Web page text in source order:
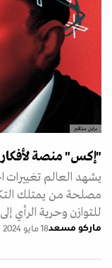
براين ستافير
"إكس" منصة لأفكار
يشهد العالم تغييرات
مصلحة من يمتلك
للتوازن وحرية الرأي
ماركو مسعد18 مايو 2024